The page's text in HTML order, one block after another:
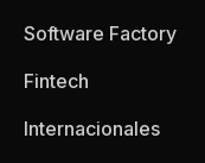
Software Factory
Fintech
Internacionales